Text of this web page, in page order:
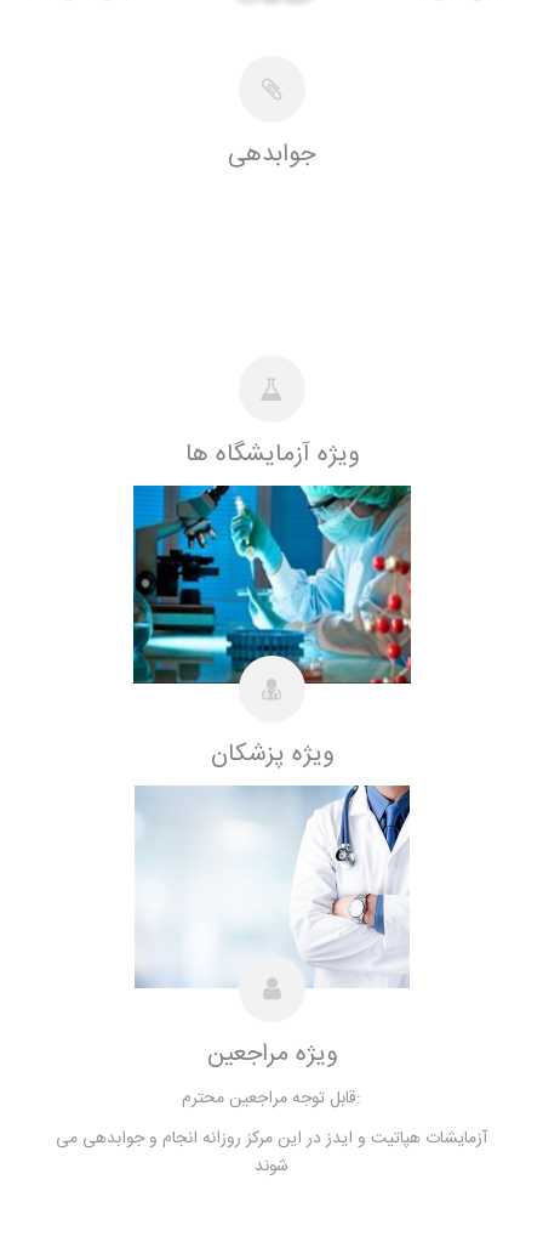
جوابدهی
ویژه آزمایشگاه ها
ویژه پزشکان
ویژه مراجعین
قابل توجه مراجعین محترم:
آزمایشات هپاتیت و ایدز در این مرکز روزانه انجام و جوابدهی می
شوند